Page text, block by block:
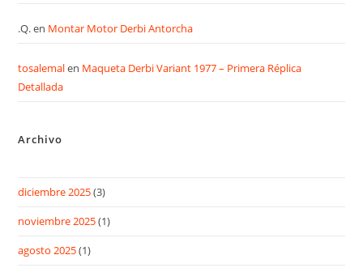
.Q.en Montar Motor Derbi Antorcha
tosalemalen Maqueta Derbi Variant 1977 – Primera Réplica
Detallada
Archivo
diciembre 2025(3)
noviembre 2025(1)
agosto 2025(1)